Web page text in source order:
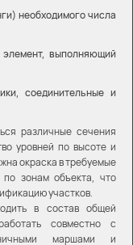
необходимого числа
выполняющий
соединительные и
различные сечения
уровней по высоте и
окраска в требуемые
зонам объекта, что
участков.
в состав общей
совместно с
маршами и